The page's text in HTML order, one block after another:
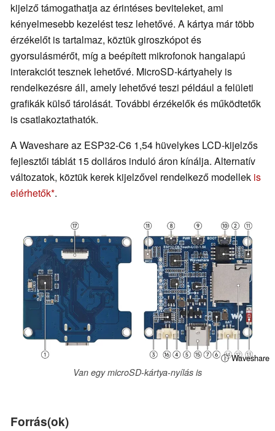
kijelző támogathatja az érintéses beviteleket, ami
kényelmesebb kezelést tesz lehetővé. A kártya már több
érzékelőt is tartalmaz, köztük giroszkópot és
gyorsulásmérőt, míg a beépített mikrofonok hangalapú
interakciót tesznek lehetővé. MicroSD-kártyahely is
rendelkezésre áll, amely lehetővé teszi például a felületi
grafikák külső tárolását. További érzékelők és működtetők
is csatlakoztathatók.
A Waveshare az ESP32-C6 1,54 hüvelykes LCD-kijelzős
fejlesztői táblát 15 dolláros induló áron kínálja. Alternatív
változatok, köztük kerek kijelzővel rendelkező modellek is
elérhetők .
ⓘ Waveshare
Van egy microSD-kártya-nyílás is
Forrás(ok)